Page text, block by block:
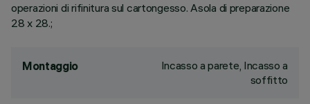
operazioni di rifinitura sul cartongesso. Asola di preparazione
28 x 28.;
Montaggio
Incasso a parete, Incasso a
soffitto